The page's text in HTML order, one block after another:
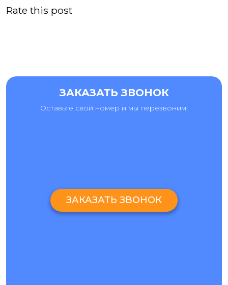
Rate this post
ЗАКАЗАТЬ ЗВОНОК
Оставьте свой номер и мы перезвоним!
ЗАКАЗАТЬ ЗВОНОК